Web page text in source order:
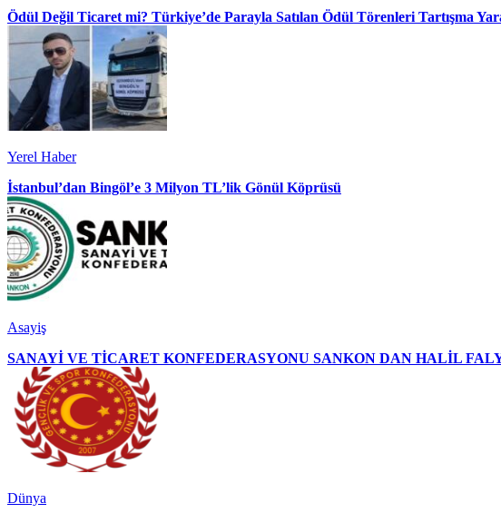
Ödül Değil Ticaret mi? Türkiye’de Parayla Satılan Ödül Törenleri Tartışma
Yerel Haber
İstanbul’dan Bingöl’e 3 Milyon TL’lik Gönül Köprüsü
Asayiş
SANAYİ VE TİCARET KONFEDERASYONU SANKON DAN HALİL
Dünya